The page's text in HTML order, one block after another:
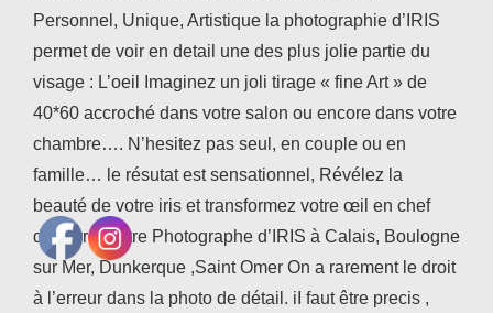
Personnel, Unique, Artistique la photographie d’IRIS
permet de voir en detail une des plus jolie partie du
visage : L’oeil Imaginez un joli tirage « fine Art » de
40*60 accroché dans votre salon ou encore dans votre
chambre…. N’hesitez pas seul, en couple ou en
famille… le résutat est sensationnel, Révélez la
beauté de votre iris et transformez votre œil en chef
d’œuvre. Votre Photographe d’IRIS à Calais, Boulogne
sur Mer, Dunkerque ,Saint Omer On a rarement le droit
à l’erreur dans la photo de détail. iI faut être precis ,